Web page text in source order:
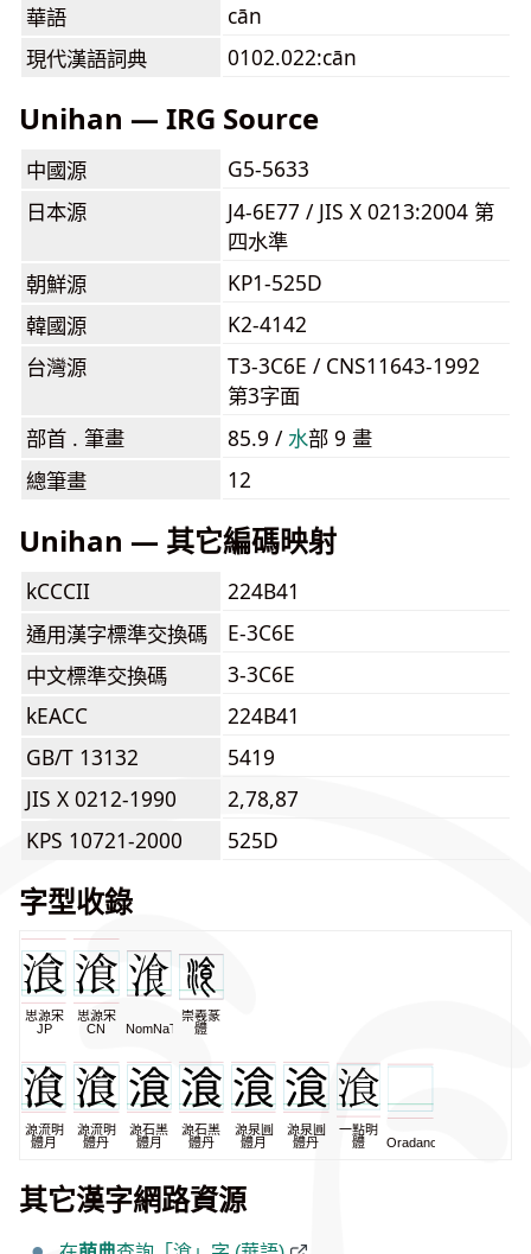
華語
cān
現代漢語詞典
0102.022:cān
Unihan — IRG Source
中國源
G5-5633
日本源
J4-6E77 / JIS X 0213:2004 第
四水準
朝鮮源
KP1-525D
韓國源
K2-4142
台灣源
T3-3C6E / CNS11643-1992
第3字面
部首 . 筆畫
85.9 /⽔部 9 畫
總筆畫
12
Unihan — 其它編碼映射
kCCCII
224B41
通用漢字標準交換碼
E-3C6E
中文標準交換碼
3-3C6E
kEACC
224B41
GB/T 13132
5419
JIS X 0212-1990
2,78,87
KPS 10721-2000
525D
字型收錄
思源宋
JP
思源宋
CN
NomNaTong
崇羲篆
體
源流明
體月
源流明
體丹
源石黑
體月
源石黑
體丹
源泉圓
體月
源泉圓
體丹
一點明
體
Oradano
其它漢字網路資源